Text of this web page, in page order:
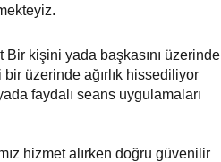
Bir kişini yada başkasını üzerinde
üzerinde ağırlık hissediliyor
faydalı seans uygulamaları
hizmet alırken doğru güvenilir